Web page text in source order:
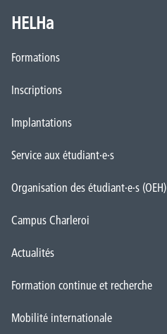
HELHa
Formations
Inscriptions
Implantations
Service aux étudiant·e·s
Organisation des étudiant·e·s (OEH)
Campus Charleroi
Actualités
Formation continue et recherche
Mobilité internationale